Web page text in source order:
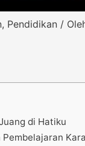
, Pendidikan /
di Hatiku
Pembelajaran